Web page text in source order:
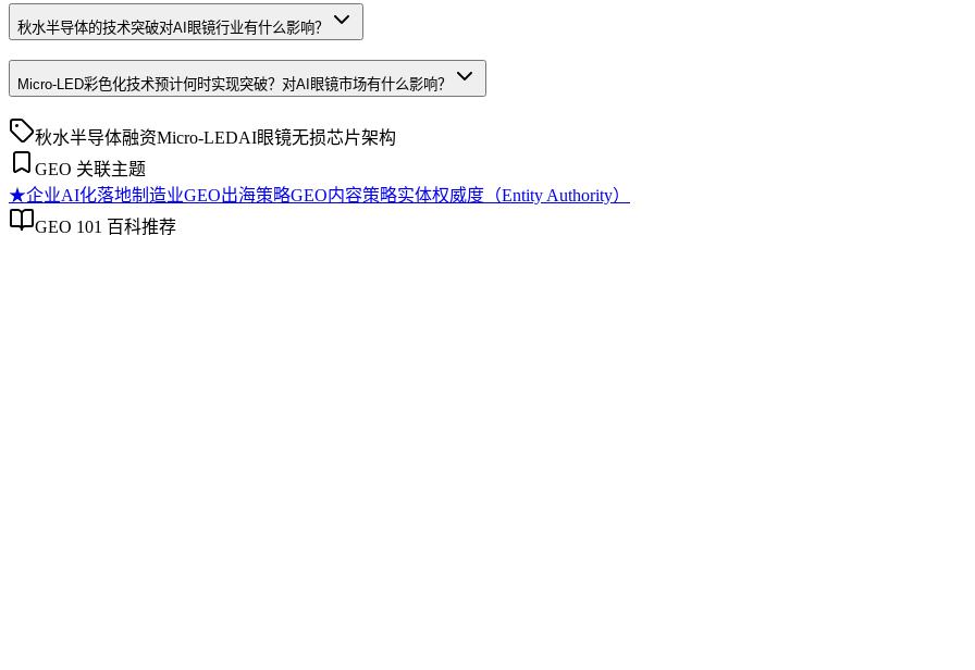
秋水半导体的技术突破对AI眼镜行业有什么影响？
Micro-LED彩色化技术预计何时实现突破？对AI眼镜市场有什么影响？
秋水半导体融资Micro-LEDAI眼镜无损芯片架构
GEO 关联主题
★企业AI化落地制造业GEO出海策略GEO内容策略实体权威度（Entity Authority）
GEO 101 百科推荐